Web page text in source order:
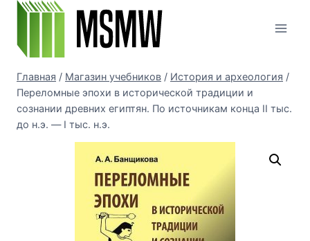
Перейти
содержимому
Главная / Магазин учебников / История и археология /
Переломные эпохи в исторической традиции и
сознании древних египтян. По источникам конца II тыс.
до н.э. — I тыс. н.э.